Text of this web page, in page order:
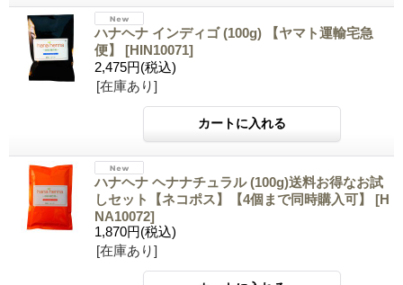
ハナヘナ インディゴ (100g) 【ヤマト運輸宅急
便】 [HIN10071]
2,475円(税込)
[在庫あり]
ハナヘナ ヘナナチュラル (100g)送料お得なお試
しセット【ネコポス】【4個まで同時購入可】 [H
NA10072]
1,870円(税込)
[在庫あり]